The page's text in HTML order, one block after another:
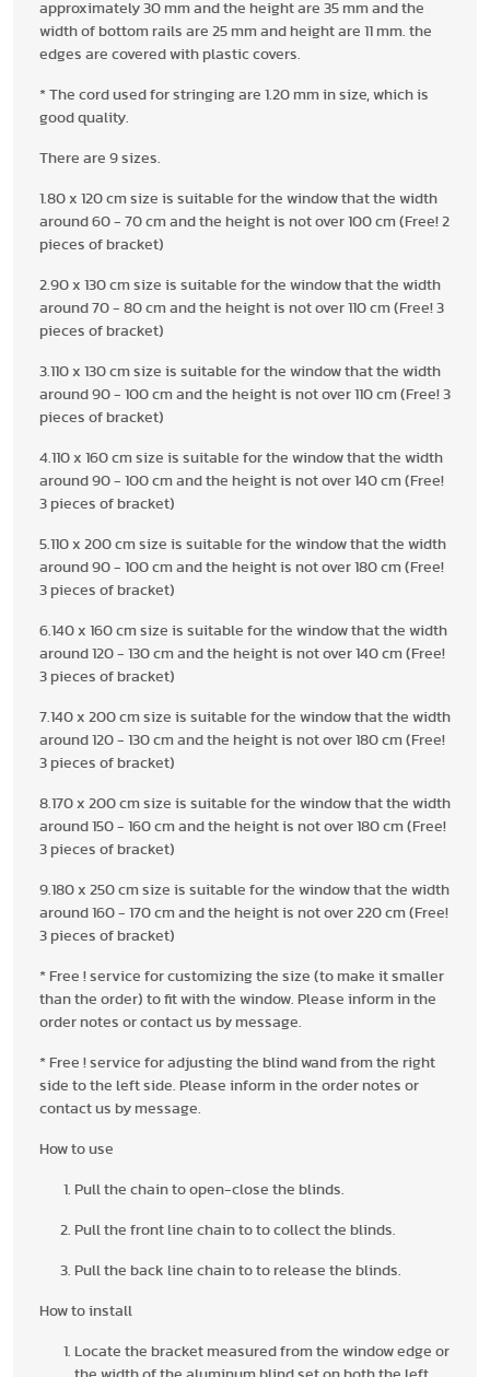
approximately 30 mm and the height are 35 mm and the
width of bottom rails are 25 mm and height are 11 mm. the
edges are covered with plastic covers.
* The cord used for stringing are 1.20 mm in size, which is
good quality.
There are 9 sizes.
1.80 x 120 cm size is suitable for the window that the width
around 60 - 70 cm and the height is not over 100 cm (Free! 2
pieces of bracket)
2.90 x 130 cm size is suitable for the window that the width
around 70 - 80 cm and the height is not over 110 cm (Free! 3
pieces of bracket)
3.110 x 130 cm size is suitable for the window that the width
around 90 - 100 cm and the height is not over 110 cm (Free! 3
pieces of bracket)
4.110 x 160 cm size is suitable for the window that the width
around 90 - 100 cm and the height is not over 140 cm (Free!
3 pieces of bracket)
5.110 x 200 cm size is suitable for the window that the width
around 90 - 100 cm and the height is not over 180 cm (Free!
3 pieces of bracket)
6.140 x 160 cm size is suitable for the window that the width
around 120 - 130 cm and the height is not over 140 cm (Free!
3 pieces of bracket)
7.140 x 200 cm size is suitable for the window that the width
around 120 - 130 cm and the height is not over 180 cm (Free!
3 pieces of bracket)
8.170 x 200 cm size is suitable for the window that the width
around 150 - 160 cm and the height is not over 180 cm (Free!
3 pieces of bracket)
9.180 x 250 cm size is suitable for the window that the width
around 160 - 170 cm and the height is not over 220 cm (Free!
3 pieces of bracket)
* Free ! service for customizing the size (to make it smaller
than the order) to fit with the window. Please inform in the
order notes or contact us by message.
* Free ! service for adjusting the blind wand from the right
side to the left side. Please inform in the order notes or
contact us by message.
How to use
Pull the chain to open-close the blinds.
Pull the front line chain to to collect the blinds.
Pull the back line chain to to release the blinds.
How to install
Locate the bracket measured from the window edge or